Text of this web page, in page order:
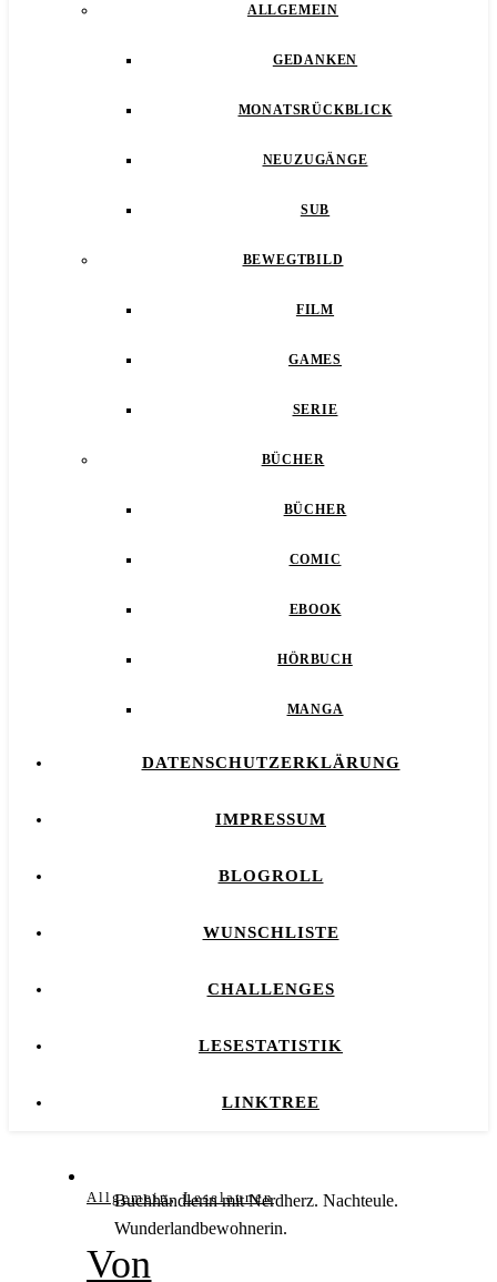
ALLGEMEIN
GEDANKEN
MONATSRÜCKBLICK
NEUZUGÄNGE
SUB
BEWEGTBILD
FILM
GAMES
SERIE
BÜCHER
BÜCHER
COMIC
EBOOK
HÖRBUCH
MANGA
DATENSCHUTZERKLÄRUNG
IMPRESSUM
BLOGROLL
WUNSCHLISTE
CHALLENGES
LESESTATISTIK
LINKTREE
Allgemein,Leselaunen
Von
Buchhändlerin mit Nerdherz. Nachteule.
Wunderlandbewohnerin.